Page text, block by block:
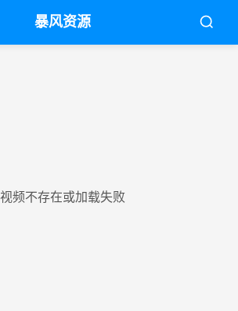
暴风资源
视频不存在或加载失败